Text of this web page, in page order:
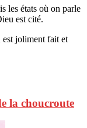
les états où on parle
est cité.
est joliment fait et
la choucroute